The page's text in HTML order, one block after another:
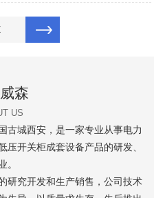
森
US
古城西安，是一家专业从事电力
压开关柜成套设备产品的研发、
。
究开发和生产销售，公司技术